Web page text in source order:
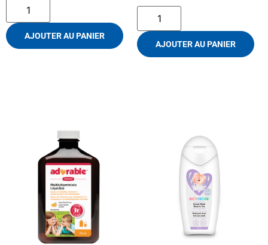
AJOUTER AU PANIER
AJOUTER AU PANIER